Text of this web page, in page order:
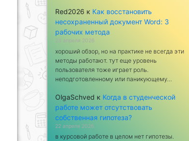
Red2026 к Как восстановить
несохраненный документ Word: 3
рабочих метода
23 апреля 2026
хороший обзор, но на практике не всегда эти
методы работают. тут еще уровень
пользователя тоже играет роль.
неподготовленному или паникующему…
OlgaSchved к Когда в студенческой
работе может отсутствовать
собственная гипотеза?
22 апреля 2026
в курсовой работе в целом нет гипотезы.